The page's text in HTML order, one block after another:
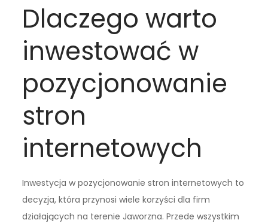
Dlaczego warto
inwestować w
pozycjonowanie
stron
internetowych
Inwestycja w pozycjonowanie stron internetowych to
decyzja, która przynosi wiele korzyści dla firm
działających na terenie Jaworzna. Przede wszystkim